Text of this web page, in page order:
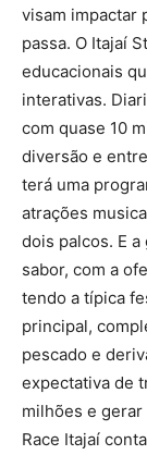
visam impactar
passa. O Itajaí
educacionais
interativas.
com quase 10
diversão e
terá uma
atrações
dois palcos. E
sabor, com a
tendo a típica
principal,
pescado e
expectativa de
milhões e gerar
Race Itajaí